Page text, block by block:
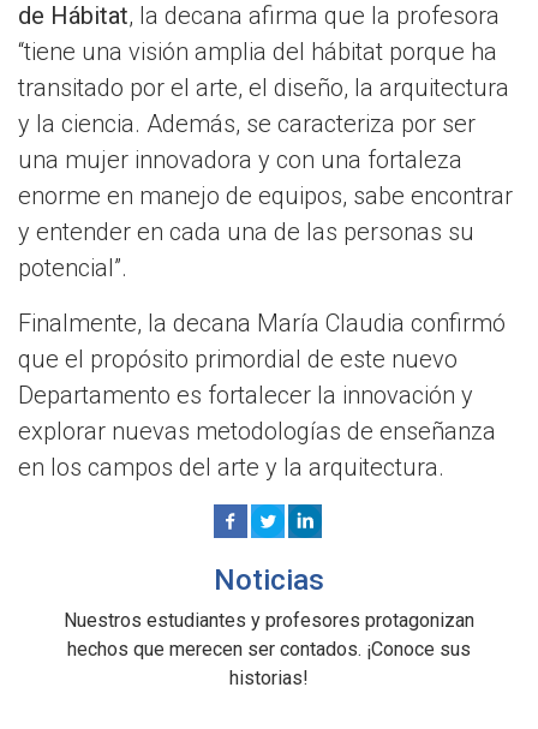
de Hábitat, la decana afirma que la profesora
“tiene una visión amplia del hábitat porque ha
transitado por el arte, el diseño, la arquitectura
y la ciencia. Además, se caracteriza por ser
una mujer innovadora y con una fortaleza
enorme en manejo de equipos, sabe encontrar
y entender en cada una de las personas su
potencial”.
Finalmente, la decana María Claudia confirmó
que el propósito primordial de este nuevo
Departamento es fortalecer la innovación y
explorar nuevas metodologías de enseñanza
en los campos del arte y la arquitectura.
Noticias
Nuestros estudiantes y profesores protagonizan
hechos que merecen ser contados. ¡Conoce sus
historias!